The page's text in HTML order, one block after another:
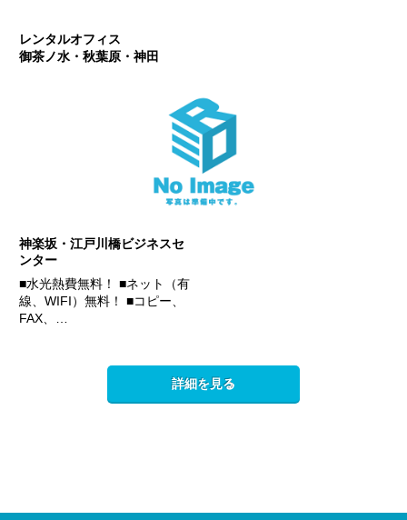
レンタルオフィス
御茶ノ水・秋葉原・神田
神楽坂・江戸川橋ビジネスセ
ンター
■水光熱費無料！ ■ネット（有
線、WIFI）無料！ ■コピー、
FAX、…
詳細を見る